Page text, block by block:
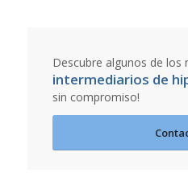
Descubre algunos de los
intermediarios de
sin compromiso!